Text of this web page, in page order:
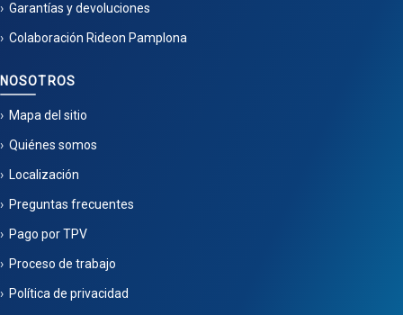
Garantías y devoluciones
Colaboración Rideon Pamplona
NOSOTROS
Mapa del sitio
Quiénes somos
Localización
Preguntas frecuentes
Pago por TPV
Proceso de trabajo
Política de privacidad